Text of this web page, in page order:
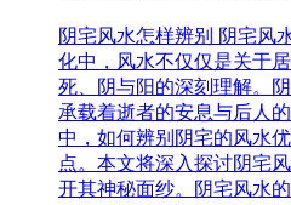
阴宅风水怎样辨别 阴宅风
化中，风水不仅仅是关于
死、阴与阳的深刻理解。
承载着逝者的安息与后人
中，如何辨别阴宅的风水
点。本文将深入探讨阴宅
开其神秘面纱。阴宅风水